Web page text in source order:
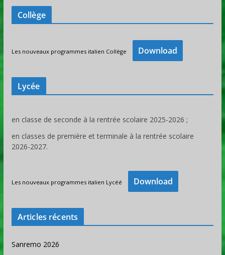
Collège
Les nouveaux programmes italien Collège Download
Lycée
en classe de seconde à la rentrée scolaire 2025-2026 ;
en classes de première et terminale à la rentrée scolaire
2026-2027.
Les nouveaux programmes italien Lycéé Download
Articles récents
Sanremo 2026